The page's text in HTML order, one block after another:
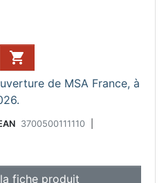

de MSA France, à
3700500111110
fiche produit